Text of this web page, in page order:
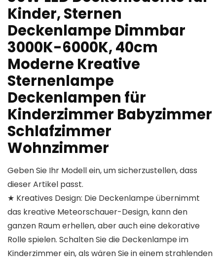
Kinder, Sternen
Deckenlampe Dimmbar
3000K-6000K, 40cm
Moderne Kreative
Sternenlampe
Deckenlampen für
Kinderzimmer Babyzimmer
Schlafzimmer
Wohnzimmer
Geben Sie Ihr Modell ein, um sicherzustellen, dass
dieser Artikel passt.
★ Kreatives Design: Die Deckenlampe übernimmt
das kreative Meteorschauer-Design, kann den
ganzen Raum erhellen, aber auch eine dekorative
Rolle spielen. Schalten Sie die Deckenlampe im
Kinderzimmer ein, als wären Sie in einem strahlenden